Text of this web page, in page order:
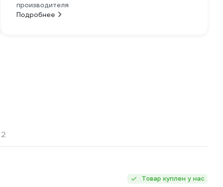
производителя
Подробнее
2
Товар куплен у нас